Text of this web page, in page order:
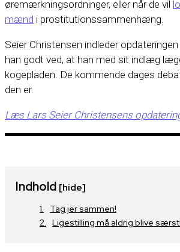
øremærkningsordninger, eller når de vil
mænd i prostitutionssammenhæng.
Seier Christensen indleder
han godt ved, at han med sit indlæg
kogepladen. De kommende dages
den er.
Læs Lars Seier Christensens
Indhold [hide]
Tag jer sammen!
Ligestilling må aldrig blive